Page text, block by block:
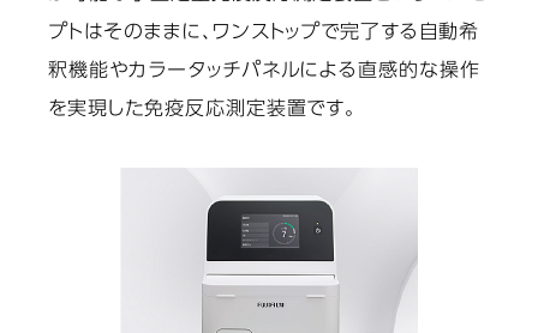
プトはそのままに、ワンストップで完了する自動希
釈機能やカラータッチパネルによる直感的な操作
を実現した免疫反応測定装置です。